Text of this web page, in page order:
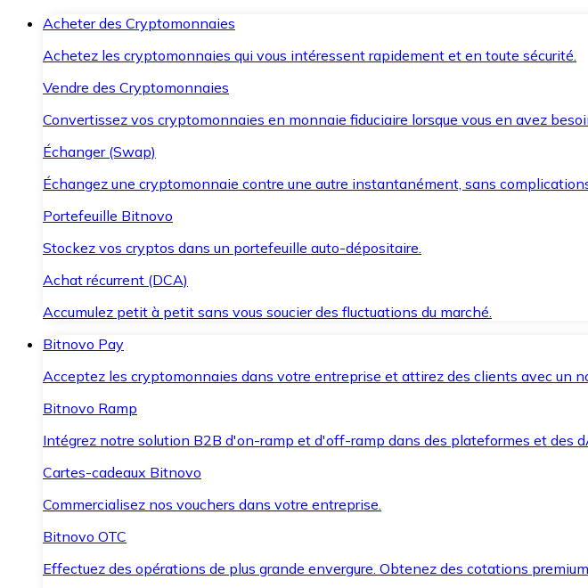
Acheter des Cryptomonnaies
Achetez les cryptomonnaies qui vous intéressent rapidement et en toute sécurité.
Vendre des Cryptomonnaies
Convertissez vos cryptomonnaies en monnaie fiduciaire lorsque vous en avez
Échanger (Swap)
Échangez une cryptomonnaie contre une autre instantanément, sans
Portefeuille Bitnovo
Stockez vos cryptos dans un portefeuille auto-dépositaire.
Achat récurrent (DCA)
Accumulez petit à petit sans vous soucier des fluctuations du marché.
Bitnovo Pay
Acceptez les cryptomonnaies dans votre entreprise et attirez des clients avec un
Bitnovo Ramp
Intégrez notre solution B2B d'on-ramp et d'off-ramp dans des plateformes et des
Cartes-cadeaux Bitnovo
Commercialisez nos vouchers dans votre entreprise.
Bitnovo OTC
Effectuez des opérations de plus grande envergure. Obtenez des cotations